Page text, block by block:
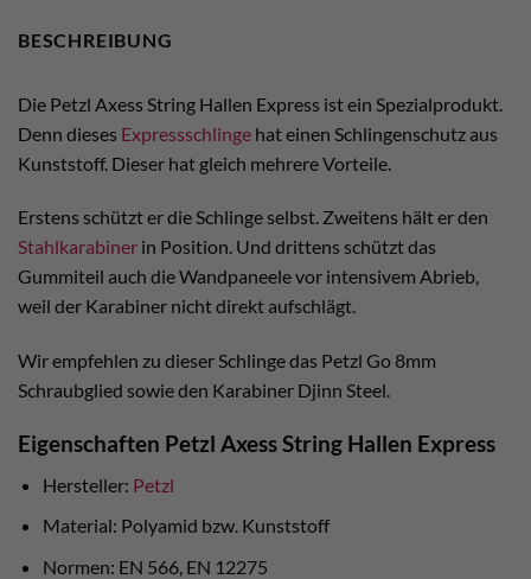
BESCHREIBUNG
Die Petzl Axess String Hallen Express ist ein Spezialprodukt.
Denn dieses Expressschlinge hat einen Schlingenschutz aus
Kunststoff. Dieser hat gleich mehrere Vorteile.
Erstens schützt er die Schlinge selbst. Zweitens hält er den
Stahlkarabiner in Position. Und drittens schützt das
Gummiteil auch die Wandpaneele vor intensivem Abrieb,
weil der Karabiner nicht direkt aufschlägt.
Wir empfehlen zu dieser Schlinge das Petzl Go 8mm
Schraubglied sowie den Karabiner Djinn Steel.
Eigenschaften Petzl Axess String Hallen Express
Hersteller: Petzl
Material: Polyamid bzw. Kunststoff
Normen: EN 566, EN 12275